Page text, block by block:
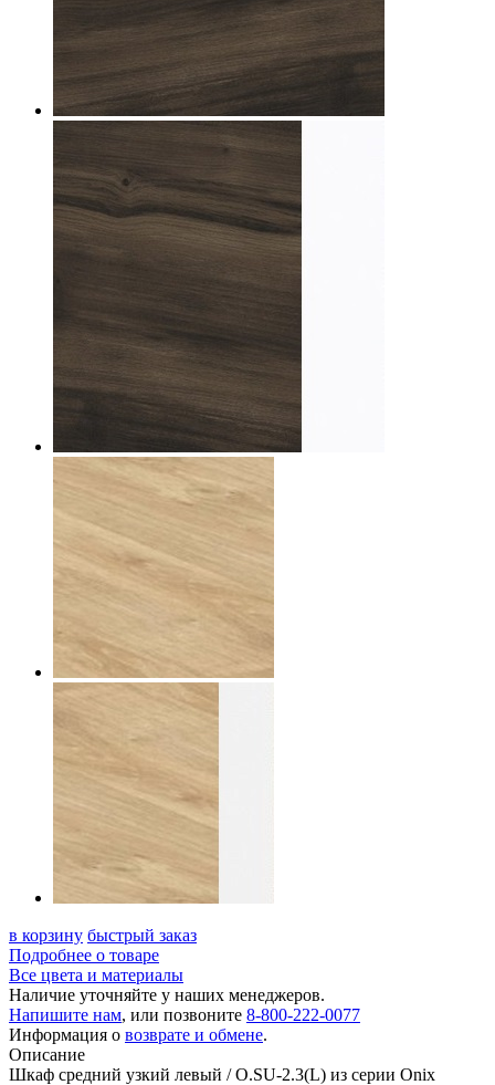
в корзину быстрый заказ
Подробнее о товаре
Все цвета и материалы
Наличие уточняйте у наших менеджеров.
Напишите нам, или позвоните 8-800-222-0077
Информация о возврате и обмене.
Описание
Шкаф средний узкий левый / O.SU-2.3(L) из серии Onix